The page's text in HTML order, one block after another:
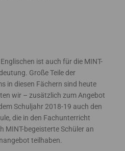
ist auch für die MINT-
Große Teile der
in diesen Fächern sind heute
wir – zusätzlich zum Angebot
Schuljahr 2018-19 auch den
die in den Fachunterricht
MINT-begeisterte Schüler an
teilhaben.